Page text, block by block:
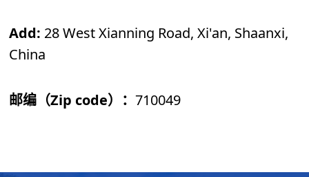
Add: 28 West Xianning Road, Xi'an, Shaanxi,
China
邮编（Zip code）：710049